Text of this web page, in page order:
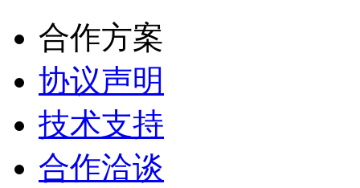
合作方案
协议声明
技术支持
合作洽谈